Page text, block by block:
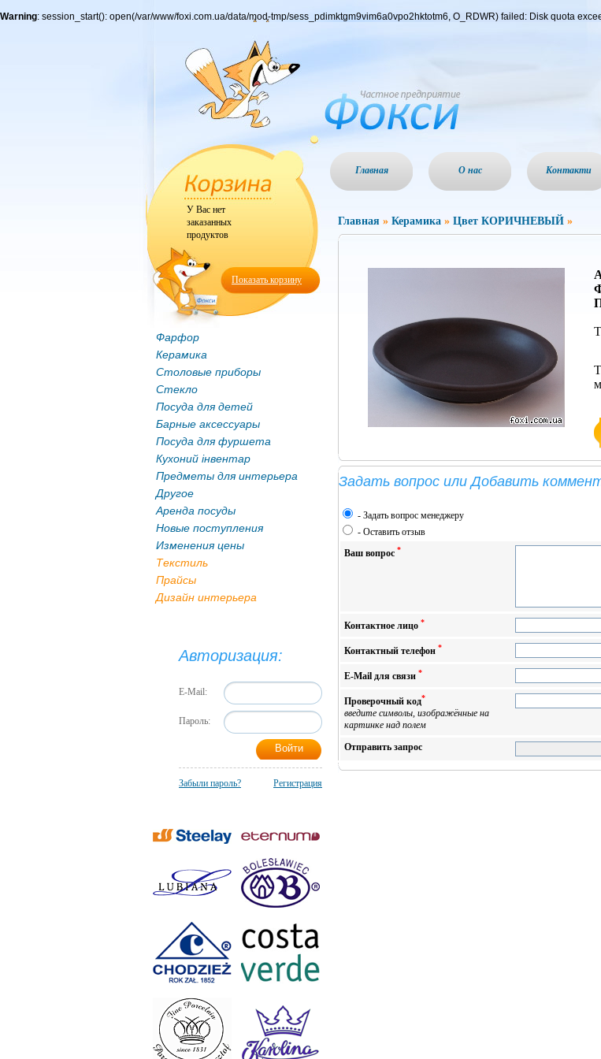
Warning: session_start(): open(/var/www/foxi.com.ua/data/mod-tmp/sess_pdimktgm9vim6a0vpo2hktotm6, O_RDWR) failed: Disk quota
Показать корзину
У Вас нет
заказанных
продуктов
Фарфор
Керамика
Столовые приборы
Стекло
Посуда для детей
Барные аксессуары
Посуда для фуршета
Кухоний інвентар
Предметы для интерьера
Другое
Аренда посуды
Новые поступления
Изменения цены
Текстиль
Прайсы
Дизайн интерьера
Авторизация:
E-Mail:
Пароль:
Забыли пароль? Регистрация
Главная О нас Контакти
Главная » Керамика » Цвет КОРИЧНЕВЫЙ »
Задать вопрос или Добавить
- Задать вопрос менеджеру
- Оставить отзыв
Ваш вопрос*
Контактное лицо*
Контактный телефон*
E-Mail для связи*
Проверочный код*
введите символы, изображённые на
картинке над полем
Отправить запрос